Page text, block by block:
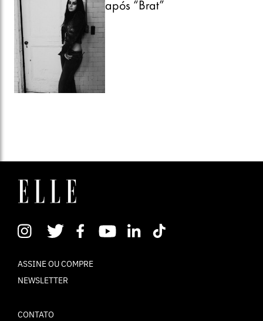
após “Brat”
ASSINE OU COMPRE
NEWSLETTER
CONTATO